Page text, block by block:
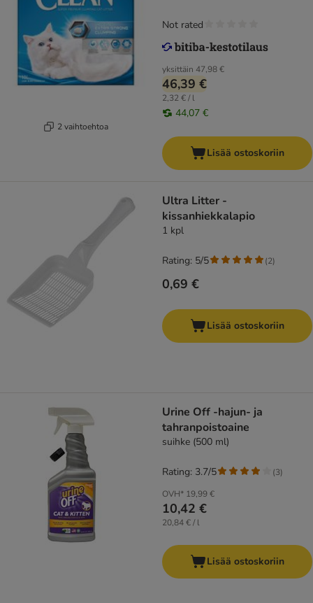
2 vaihtoehtoa
yksittäin 47,98 €
46,39 €
2,32 € / l
44,07 €
Not rated
Lisää ostoskoriin
Ultra Litter -
kissanhiekkalapio
1 kpl
0,69 €
Rating: 5/5 (2)
Lisää ostoskoriin
Urine Off -hajun- ja
tahranpoistoaine
suihke (500 ml)
OVH* 19,99 €
10,42 €
20,84 € / l
Rating: 3.7/5 (3)
Lisää ostoskoriin